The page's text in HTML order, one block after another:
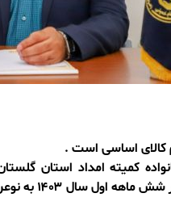
کمیته امداد استان